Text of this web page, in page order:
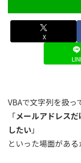
X
VBAで文字列を扱っ
「メールアドレス
したい 」
といった場面がある